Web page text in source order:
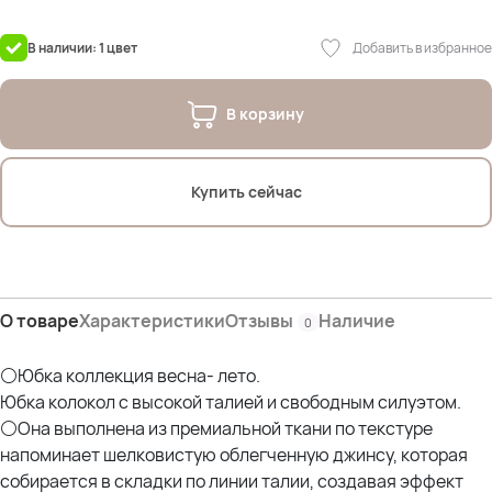
Дл.изделия- 88 см
Состав: 58,8% лиоцелл; 41,2% хлопок
Параметры: рост 175см; ОГ 107см; ОТ 90см; ОЖ 112см; ОБ 120см
Параметры других наших моделей:
Оксана- рост 170; ОГ 114; ОТ 105; ОЖ 110; ОБ 120 *отлично
В наличии: 1 цвет Добавить в избранное
В корзину
Купить сейчас
О товареХарактеристикиОтзывы 0 Наличие
⚪Юбка коллекция весна- лето.
Юбка колокол с высокой талией и свободным силуэтом.
⚪Она выполнена из премиальной ткани по текстуре
напоминает шелковистую облегченную джинсу, которая
собирается в складки по линии талии, создавая эффект